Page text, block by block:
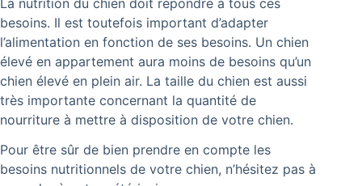
besoins. Il est toutefois important d’adapter
l’alimentation en fonction de ses besoins. Un chien
élevé en appartement aura moins de besoins qu’un
chien élevé en plein air. La taille du chien est aussi
très importante concernant la quantité de
nourriture à mettre à disposition de votre chien.
Pour être sûr de bien prendre en compte les
besoins nutritionnels de votre chien, n’hésitez pas à